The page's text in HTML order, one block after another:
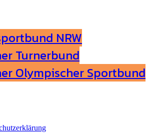
NRW
Turnerbund
Olympischer Sportbund